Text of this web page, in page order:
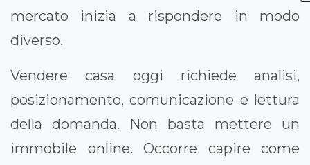
mercato inizia a rispondere in modo
diverso.
Vendere casa oggi richiede analisi,
posizionamento, comunicazione e lettura
della domanda. Non basta mettere un
immobile online. Occorre capire come